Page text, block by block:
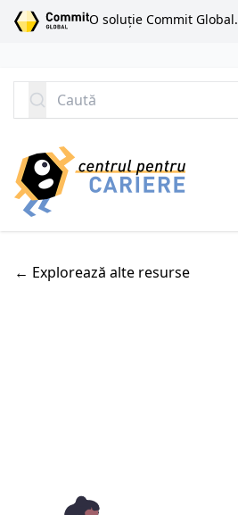
SARI LA CONȚINUT
O soluție Commit Global.
Caută
← Explorează alte resurse